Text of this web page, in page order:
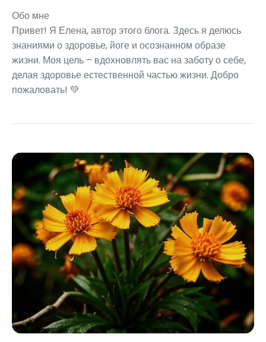
Обо мне
Привет! Я Елена, автор этого блога. Здесь я делюсь
знаниями о здоровье, йоге и осознанном образе
жизни. Моя цель – вдохновлять вас на заботу о себе,
делая здоровье естественной частью жизни. Добро
пожаловать! 💚